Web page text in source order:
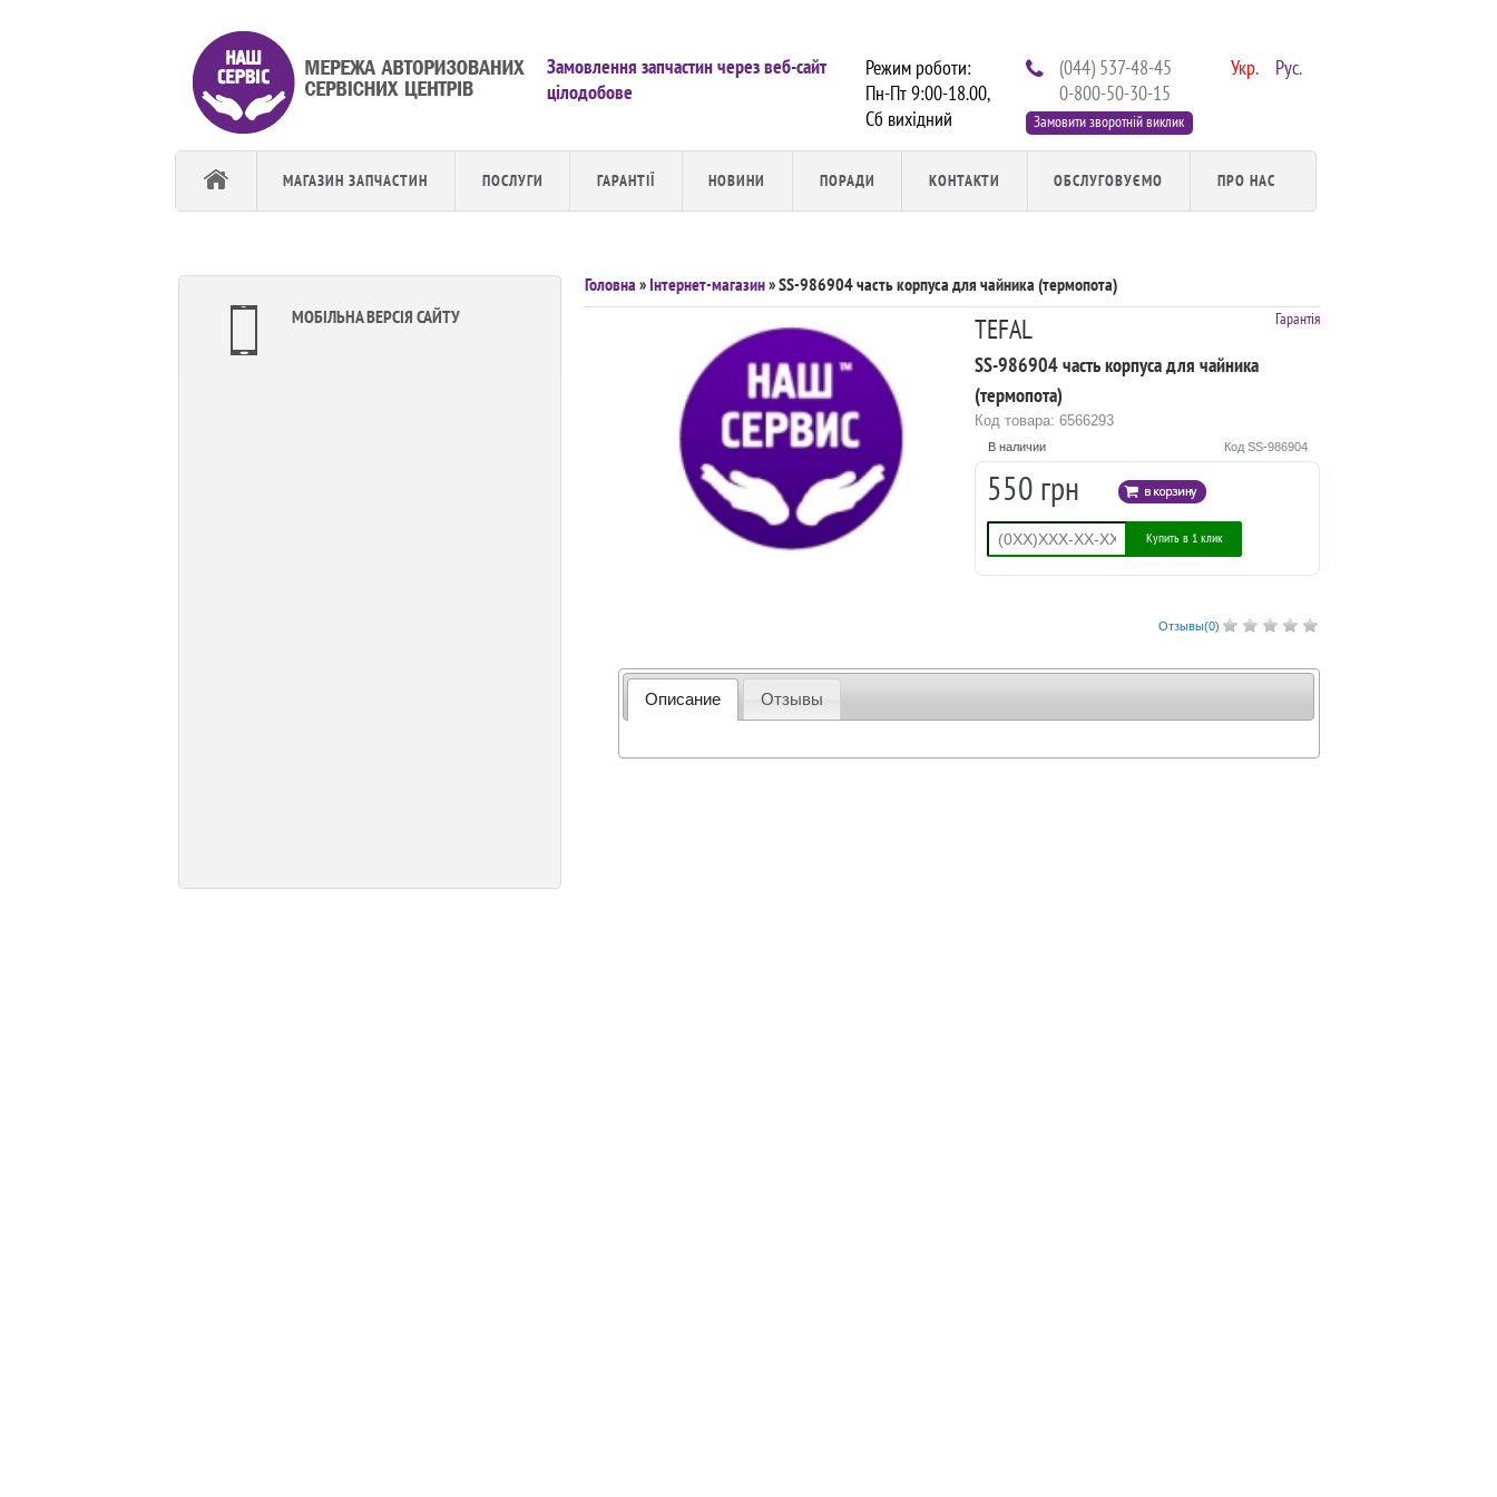
Укр. Рус.
(044) 537-48-45
0-800-50-30-15
Замовити зворотній виклик
Режим роботи:
Пн-Пт 9:00-18.00,
Сб вихiдний
Замовлення запчастин через веб-сайт
цілодобове
МАГАЗИН ЗАПЧАСТИН ПОСЛУГИ ГАРАНТІЇ НОВИНИ ПОРАДИ КОНТАКТИ ОБСЛУГОВУЄМО ПРО НАС
МОБІЛЬНА ВЕРСІЯ САЙТУ
Головна »Інтернет-магазин» SS-986904 часть корпуса для чайника (термопота)
Гарантія
TEFAL
SS-986904 часть корпуса для чайника
(термопота)
Код товара: 6566293
Код SS-986904
В наличии
550 грн
Купить в 1 клик
Отзывы(0)
Описание Отзывы